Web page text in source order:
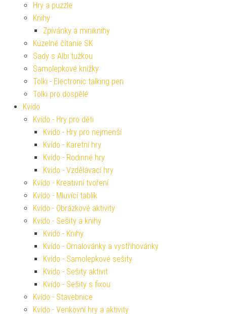
Hry a puzzle
Knihy
Zpívánky a miniknihy
Kúzelné čítanie SK
Sady s Albi tužkou
Samolepkové knížky
Tolki - Electronic talking pen
Tolki pro dospělé
Kvído
Kvído - Hry pro děti
Kvído - Hry pro nejmenší
Kvído - Karetní hry
Kvído - Rodinné hry
Kvído - Vzdělávací hry
Kvído - Kreativní tvoření
Kvído - Mluvící tablík
Kvído - Obrázkové aktivity
Kvído - Sešity a knihy
Kvído - Knihy
Kvído - Omalovánky a vystřihovánky
Kvído - Samolepkové sešity
Kvído - Sešity aktivit
Kvído - Sešity s fixou
Kvído - Stavebnice
Kvído - Venkovní hry a aktivity